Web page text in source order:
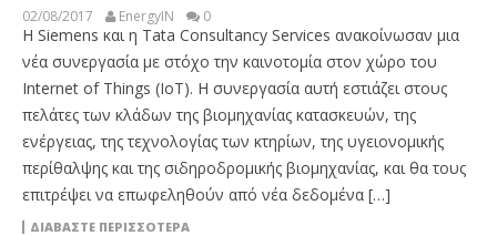
02/08/2017 EnergyIN 0
Η Siemens και η Tata Consultancy Services ανακοίνωσαν μια
νέα συνεργασία με στόχο την καινοτομία στον χώρο του
Internet of Things (IoT). Η συνεργασία αυτή εστιάζει στους
πελάτες των κλάδων της βιομηχανίας κατασκευών, της
ενέργειας, της τεχνολογίας των κτηρίων, της υγειονομικής
περίθαλψης και της σιδηροδρομικής βιομηχανίας, και θα τους
επιτρέψει να επωφεληθούν από νέα δεδομένα […]
ΔΙΑΒΆΣΤΕ ΠΕΡΙΣΣΌΤΕΡΑ